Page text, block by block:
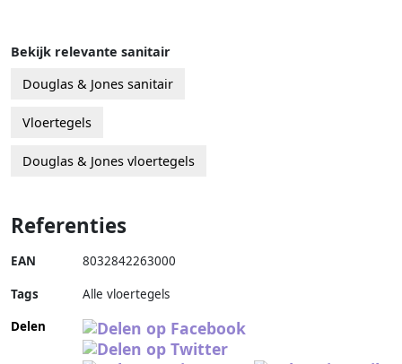
Bekijk relevante sanitair
Douglas & Jones sanitair
Vloertegels
Douglas & Jones vloertegels
Referenties
EAN 8032842263000
Tags
Alle vloertegels
Delen